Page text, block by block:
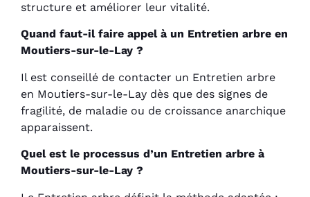
structure et améliorer leur vitalité.
Quand faut-il faire appel à un Entretien arbre en
Moutiers-sur-le-Lay ?
Il est conseillé de contacter un Entretien arbre
en Moutiers-sur-le-Lay dès que des signes de
fragilité, de maladie ou de croissance anarchique
apparaissent.
Quel est le processus d’un Entretien arbre à
Moutiers-sur-le-Lay ?